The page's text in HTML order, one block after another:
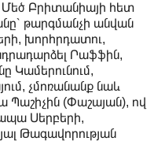
Մեծ Բրիտանիայի հետ
թարգմանչի անվան
խորհրդատու,
Րաֆֆին,
Կամերունում,
չմոռանանք նաև
Պաշիչին (Փաշայան), ով
Սերբերի,
Թագավորության